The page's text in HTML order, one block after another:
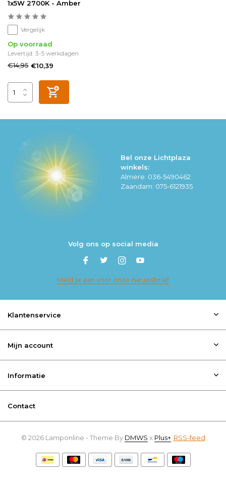
1x5W 2700K - Amber
Vergelijk
Op voorraad
Levertijd: 3-5 werkdagen
€14,95 €10,39
Bel onze Lichtplaza
winkels:
Almere: 036-5490462
Zaandam: 075-6121935
Volg ons op social media
Meld je aan voor onze nieuwsbrief
Klantenservice
Mijn account
Informatie
Contact
© 2026 Lamponline - Theme By DMWS x Plus+ RSS-feed